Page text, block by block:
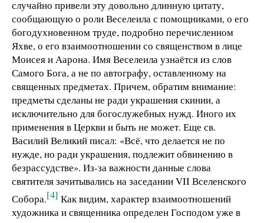
случайно привели эту довольно длинную цитату,
сообщающую о роли Веселеила с помощниками, о его
богодухновенном труде, подробно перечисленном
Яхве, о его взаимоотношении со священством в лице
Моисея и Аарона. Имя Веселеила узнаётся из слов
Самого Бога, а не по автографу, оставленному на
священных предметах. Причем, обратим внимание:
предметы сделаны не ради украшения скинии, а
исключительно для богослужебных нужд. Иного их
применения в Церкви и быть не может. Еще св.
Василий Великий писал: «Всё, что делается не по
нужде, но ради украшения, подлежит обвинению в
безрассудстве». Из-за важности данные слова
святителя зачитывались на заседании VII Вселенского
Собора.[4] Как видим, характер взаимоотношений
художника и священника определен Господом уже в